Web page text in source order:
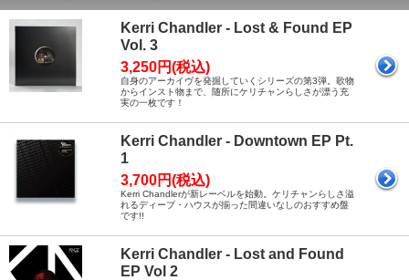
Kerri Chandler - Lost & Found EP
Vol. 3
3,250円(税込)
自身のアーカイヴを発掘していくシリーズの第3弾。歌物
からインスト物まで、随所にケリチャンらしさが漂う充
実の一枚です！
Kerri Chandler - Downtown EP Pt.
1
3,700円(税込)
Kerri Chandlerが新レーベルを始動。ケリチャンらしさ溢
れるディープ・ハウスが揃った間違いなしのおすすめ盤
です!!
Kerri Chandler - Lost and Found
EP Vol 2